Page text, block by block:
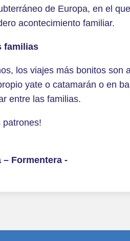
de Europa, en el
acontecimiento familiar.
familias
los viajes más bonitos son
yate o catamarán o en
entre las familias.
patrones!
– Formentera -